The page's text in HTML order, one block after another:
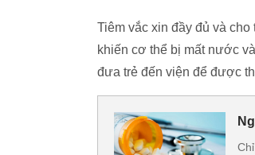
Tiêm vắc xin đầy đủ và
khiến cơ thể bị mất nước
đưa trẻ đến viện để được